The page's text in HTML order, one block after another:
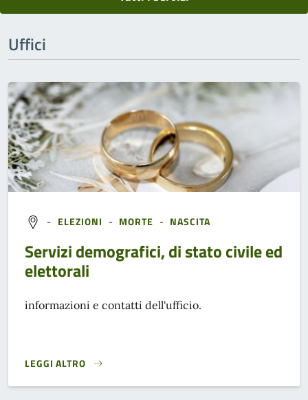
Uffici
- ELEZIONI - MORTE - NASCITA
Servizi demografici, di stato civile ed
elettorali
informazioni e contatti dell'ufficio.
LEGGI ALTRO
}